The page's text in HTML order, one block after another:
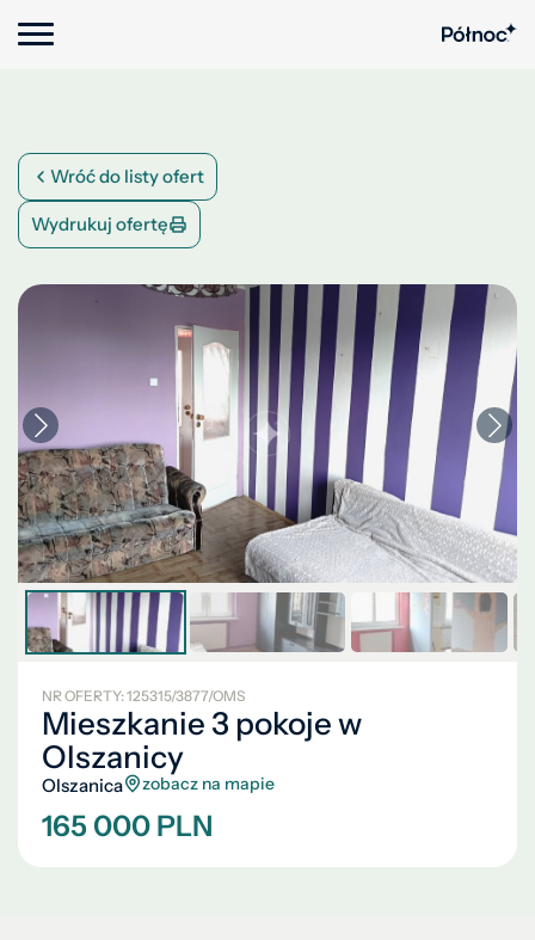
Wróć do listy ofert
Wydrukuj ofertę
NR OFERTY: 125315/3877/OMS
Mieszkanie 3 pokoje w
Olszanicy
Olszanica zobacz na mapie
165 000 PLN